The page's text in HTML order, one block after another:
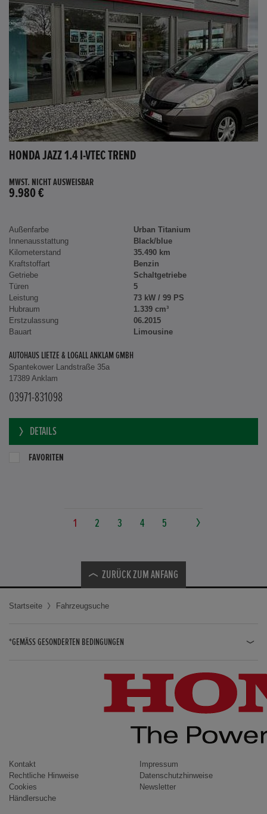
HONDA JAZZ 1.4 I-VTEC TREND
MWST. NICHT AUSWEISBAR
9.980 €
Außenfarbe
Urban Titanium
Innenausstattung
Black/blue
Kilometerstand
35.490 km
Kraftstoffart
Benzin
Getriebe
Schaltgetriebe
Türen
5
Leistung
73 kW / 99 PS
Hubraum
1.339 cm³
Erstzulassung
06.2015
Bauart
Limousine
AUTOHAUS LIETZE & LOGALL ANKLAM GMBH
Spantekower Landstraße 35a
17389 Anklam
03971-831098
DETAILS
FAVORITEN
1 2 3 4 5
ZURÜCK ZUM ANFANG
Startseite Fahrzeugsuche
*GEMÄSS GESONDERTEN BEDINGUNGEN
CIVIC / CIVIC LIMOUSINE
INSIGHT
ACCORD
Kontakt
Impressum
Rechtliche Hinweise
Datenschutzhinweise
Cookies
Newsletter
Händlersuche